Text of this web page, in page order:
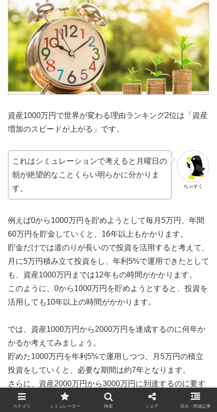
資産1000万円で世界が変わる理由ランキング2位は「資産
増加のスピードが上がる」です。
ちゃすく
これはシミュレーションで考えると月曜日の
朝が絶望的なことくらい明らかに分かりま
す。
例えば0から1000万円を貯めようとして毎月5万円、年間
60万円を貯金していくと、16年以上もかかります。
貯金だけでは道のりが長いので投資を活用すると考えて、
月に5万円積み立て投資をし、年利5%で運用できたとして
も、資産1000万円までは12年もの時間がかかります。
このように、0から1000万円を貯めようとすると、投資を
活用しても10年以上の時間がかかります。
では、資産1000万円から2000万円を達成するのに何年か
かるか考えてみましょう。
貯めた1000万円を年利5%で運用しつつ、月5万円の積立
投資をしていくと、必要な期間は約7年となります。
さらに、資産2000万円から3000万円に到達するのに要す
る時間は、約5年とさらに短縮されます。
カテゴリ シミュレーター 検索 シェア 目次・関連記事